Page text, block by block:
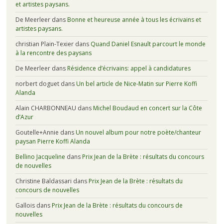
et artistes paysans.
De Meerleerdans Bonne et heureuse année à tous les écrivains et
artistes paysans.
christian Plain-Texierdans Quand Daniel Esnault parcourt le monde
à la rencontre des paysans
De Meerleerdans Résidence d’écrivains: appel à candidatures
norbert doguetdans Un bel article de Nice-Matin sur Pierre Koffi
Alanda
Alain CHARBONNEAU dans Michel Boudaud en concert sur la Côte
d’Azur
Goutelle+Annie dans Un nouvel album pour notre poète/chanteur
paysan Pierre Koffi Alanda
Bellino Jacqueline dans Prix Jean de la Brète : résultats du concours
de nouvelles
Christine Baldassari dans Prix Jean de la Brète : résultats du
concours de nouvelles
Galloisdans Prix Jean de la Brète : résultats du concours de
nouvelles